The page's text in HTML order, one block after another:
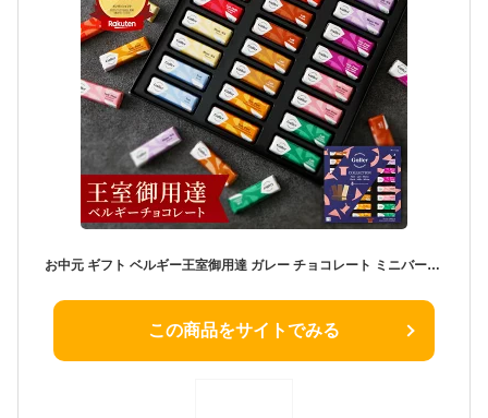
お中元 ギフト ベルギー王室御用達 ガレー チョコレート ミニバー24本入(送料込) 詰め合わせ 2026 御 中元 ギフト お菓子 スイーツ チョコ 個包装 小分け 会社 職場 退職 祝い 挨拶 お礼 手土産 誕生日 プレゼント 有名 高級 可愛い おしゃれ 人気
この商品をサイトでみる